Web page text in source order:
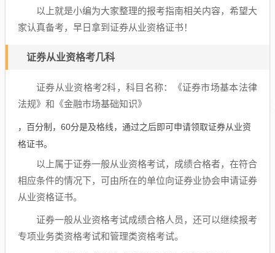
以上就是小编为大家整理的报考指南相关内容，希望大
家认真备考，早日拿到证券从业资格证书！
证券从业资格考几科
证券从业资格考2科，科目名称：《证券市场基本法律
法规》和《金融市场基础知识》
，百分制，60分是及格线，通过之后即可申请领取证券从业资
格证书。
以上属于证券一般从业资格考试，成绩合格者，在符合
相应条件的情况下，可由所在的单位向证券业协会申请证券
从业资格证书。
证券一般从业资格考试成绩合格人员，还可以继续报考
专项业务类资格考试和管理类资格考试。